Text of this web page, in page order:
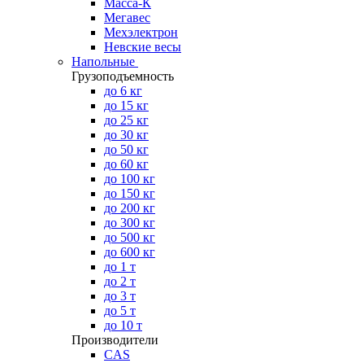
Масса-К
Мегавес
Мехэлектрон
Невские весы
Напольные
Грузоподъемность
до 6 кг
до 15 кг
до 25 кг
до 30 кг
до 50 кг
до 60 кг
до 100 кг
до 150 кг
до 200 кг
до 300 кг
до 500 кг
до 600 кг
до 1 т
до 2 т
до 3 т
до 5 т
до 10 т
Производители
CAS